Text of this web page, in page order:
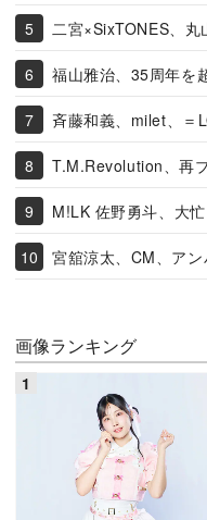
二宮×SixTONES、
福山雅治、35周年を
斉藤和義、milet、＝
T.M.Revolution、再
M!LK 佐野勇斗、大
宮舘涼太、CM、ア
画像ランキング